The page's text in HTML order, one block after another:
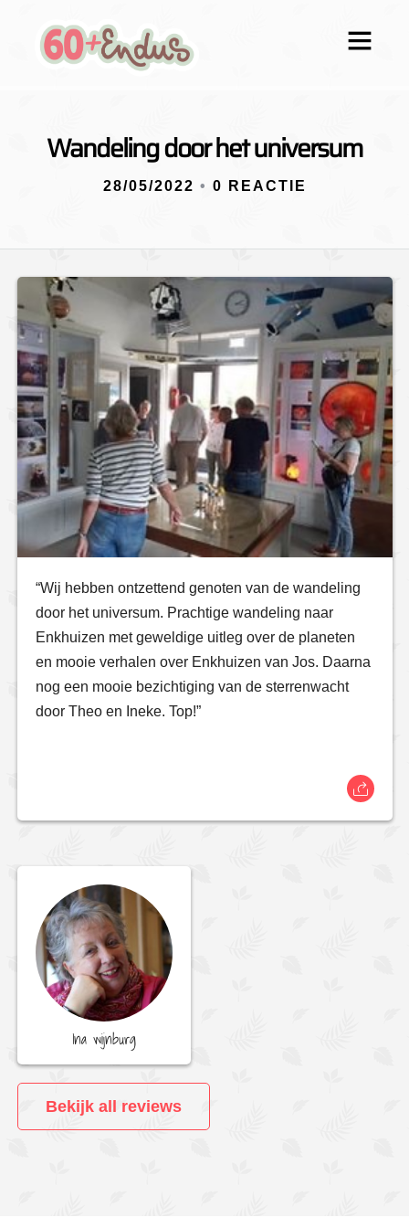
Wandeling door het universum
28/05/2022 • 0 REACTIE
“Wij hebben ontzettend genoten van de wandeling
door het universum. Prachtige wandeling naar
Enkhuizen met geweldige uitleg over de planeten
en mooie verhalen over Enkhuizen van Jos. Daarna
nog een mooie bezichtiging van de sterrenwacht
door Theo en Ineke. Top!”
Ina wijnburg
Bekijk all reviews